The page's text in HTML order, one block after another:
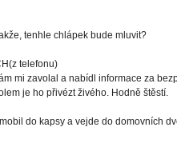
tenhle chlápek bude mluvit?
telefonu)
mi zavolal a nabídl informace za
je ho přivézt živého. Hodně štěstí.
do kapsy a vejde do domovních